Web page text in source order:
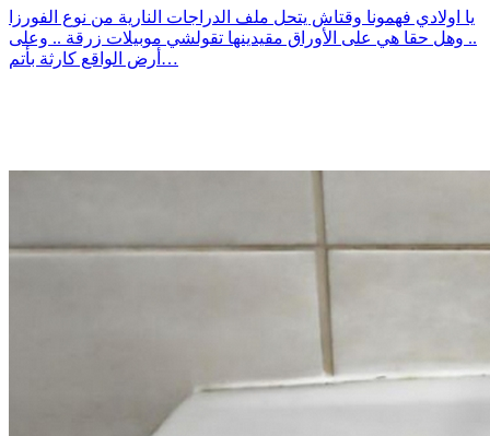
يا اولادي فهمونا وقتاش يتحل ملف الدراجات النارية من نوع الفورزا
.. وهل حقا هي على الأوراق مقيدينها تقولشي موبيلات زرقة .. وعلى
أرض الواقع كارثة بأتم…